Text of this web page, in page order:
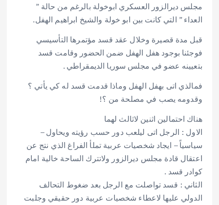
مجلس ديرالزور العسكري ابوخولة بالرغم من حالة ”
العداء ” التي كانت بين ابو خولة والشيخ ابراهيم الهفل.
قبل مدة قصيرة وخلال عقد قسد مؤتمرها التأسيسي
فوجئنا بوجود هفل الهفل ضمن الحضور وقامت قسد
بتعيينه عضو في مجلس سوريا الديمقراطي .
فمالذي اتى بهفل الهفل وماذا قدمت قسد له كي يأتي ؟
وقدومه يصب في مصلحة من ؟!
هناك احتمالين اثنين لاثالث لهما
الاول : الرجل اتى ليلعب دور حسب رؤيته ويحاول –
سياسياً – ايجاد شخصيات عربية تملأ الفراغ الذي نتج عن
اعتقال قادة مجلس ديرالزور ولاتترك الساحة خالية امام
كوادر قسد .
الثاني : قسد تواصلت مع الرجل بعد ضغوط التحالف
الدولي عليها لاعطاء شخصيات عربية دور حقيقي وجلبت